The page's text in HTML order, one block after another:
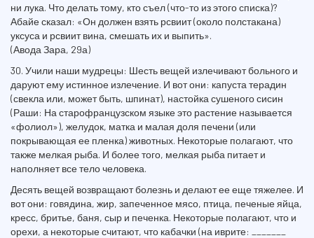
ни лука. Что делать тому, кто съел (что-то из этого списка)?
Абайе сказал: «Он должен взять рсвиит (около полстакана)
уксуса и рсвиит вина, смешать их и выпить».
(Авода Зара, 29а)
30. Учили наши мудрецы: Шесть вещей излечивают больного и
даруют ему истинное излечение. И вот они: капуста терадин
(свекла или, может быть, шпинат), настойка сушеного сисин
(Раши: На старофранцузском языке это растение называется
«фолиол»), желудок, матка и малая доля печени (или
покрывающая ее пленка) животных. Некоторые полагают, что
также мелкая рыба. И более того, мелкая рыба питает и
наполняет все тело человека.
Десять вещей возвращают болезнь и делают ее еще тяжелее. И
вот они: говядина, жир, запеченное мясо, птица, печеные яйца,
кресс, бритье, баня, сыр и печенка. Некоторые полагают, что и
орехи, а некоторые считают, что кабачки (на иврите: _______